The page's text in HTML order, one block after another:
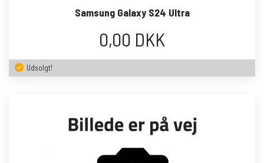
Samsung Galaxy S24 Ultra
0,00 DKK
Udsolgt!